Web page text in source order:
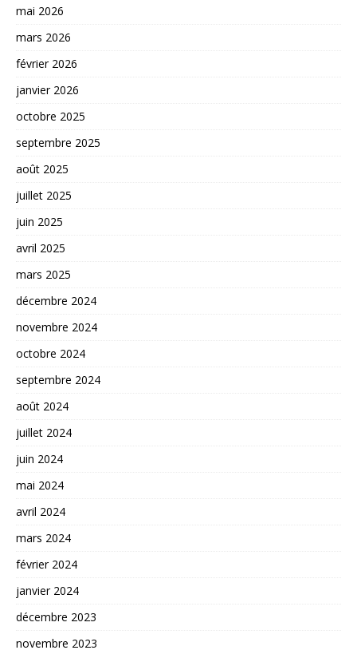
mai 2026
mars 2026
février 2026
janvier 2026
octobre 2025
septembre 2025
août 2025
juillet 2025
juin 2025
avril 2025
mars 2025
décembre 2024
novembre 2024
octobre 2024
septembre 2024
août 2024
juillet 2024
juin 2024
mai 2024
avril 2024
mars 2024
février 2024
janvier 2024
décembre 2023
novembre 2023